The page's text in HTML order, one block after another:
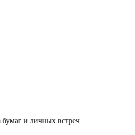
и личных встреч